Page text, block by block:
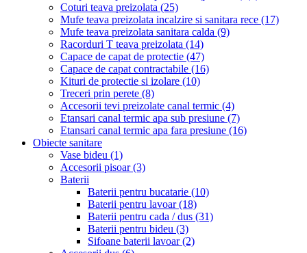
Coturi teava preizolata (25)
Mufe teava preizolata incalzire si sanitara rece (17)
Mufe teava preizolata sanitara calda (9)
Racorduri T teava preizolata (14)
Capace de capat de protectie (47)
Capace de capat contractabile (16)
Kituri de protectie si izolare (10)
Treceri prin perete (8)
Accesorii tevi preizolate canal termic (4)
Etansari canal termic apa sub presiune (7)
Etansari canal termic apa fara presiune (16)
Obiecte sanitare
Vase bideu (1)
Accesorii pisoar(3)
Baterii
Baterii pentru bucatarie (10)
Baterii pentru lavoar(18)
Baterii pentru cada / dus (31)
Baterii pentru bideu (3)
Sifoane baterii lavoar(2)